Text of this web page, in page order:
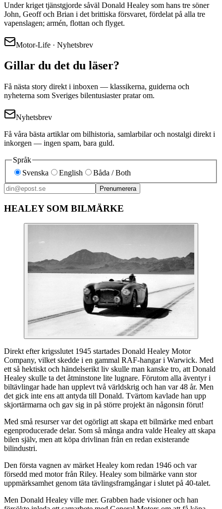
Under kriget tjänstgjorde såväl Donald Healey som hans tre söner
John, Geoff och Brian i det brittiska försvaret, fördelat på alla tre
vapenslagen; armén, flottan och flyget.
Motor-Life · Nyhetsbrev
Gillar du det du läser?
Få nästa story direkt i inboxen — klassikerna, guiderna och
nyheterna som Sveriges bilentusiaster pratar om.
Nyhetsbrev
Få våra bästa artiklar om bilhistoria, samlarbilar och nostalgi direkt i
inkorgen — ingen spam, bara guld.
Språk
Svenska
English Båda / Both
Prenumerera
HEALEY SOM BILMÄRKE
Direkt efter krigsslutet 1945 startades Donald Healey Motor
Company, vilket skedde i en gammal RAF-hangar i Warwick. Med
ett så hektiskt och händelserikt liv skulle man kanske tro, att Donald
Healey skulle ta det åtminstone lite lugnare. Förutom alla äventyr i
biltävlingar hade han upplevt två världskrig och han var 48 år. Men
det gick inte ens att antyda till Donald. Tvärtom kavlade han upp
skjortärmarna och gav sig in på större projekt än någonsin förut!
Med små resurser var det ogörligt att skapa ett bilmärke med enbart
egenproducerade delar. Som så många andra valde Healey att skapa
bilen själv, men att köpa drivlinan från en redan existerande
bilindustri.
Den första vagnen av märket Healey kom redan 1946 och var
försedd med motor från Riley. Healey som bilmärke vann stor
uppmärksamhet genom täta tävlingsframgångar i slutet på 40-talet.
Men Donald Healey ville mer. Grabben hade visioner och han